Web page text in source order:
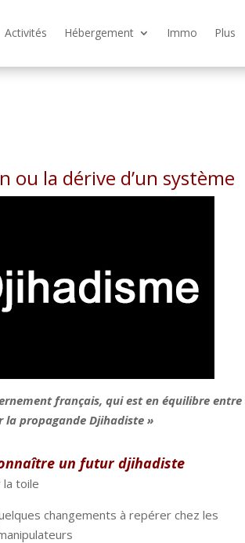
Activités Hébergement Immo Plus
ou la dérive d’un système
français, qui est en équilibre entre
propagande Djihadiste »
un futur djihadiste
la toile
changements à repérer chez les